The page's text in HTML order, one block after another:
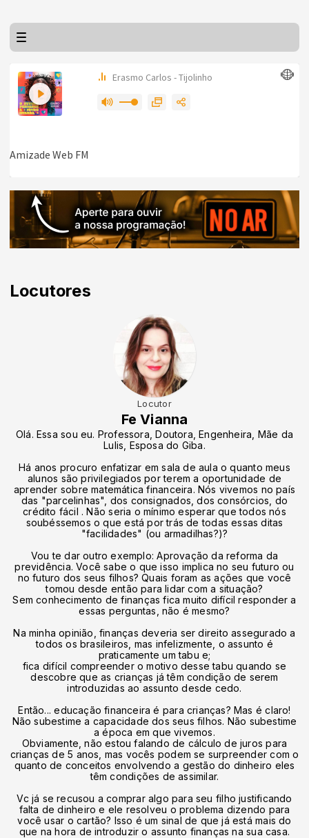
Locutores
Locutor
Fe Vianna
Olá. Essa sou eu. Professora, Doutora, Engenheira, Mãe da
Lulis, Esposa do Giba.
Há anos procuro enfatizar em sala de aula o quanto meus
alunos são privilegiados por terem a oportunidade de
aprender sobre matemática financeira. Nós vivemos no país
das "parcelinhas", dos consignados, dos consórcios, do
crédito fácil . Não seria o mínimo esperar que todos nós
soubéssemos o que está por trás de todas essas ditas
"facilidades" (ou armadilhas?)?
Vou te dar outro exemplo: Aprovação da reforma da
previdência. Você sabe o que isso implica no seu futuro ou
no futuro dos seus filhos? Quais foram as ações que você
tomou desde então para lidar com a situação?
Sem conhecimento de finanças fica muito difícil responder a
essas perguntas, não é mesmo?
Na minha opinião, finanças deveria ser direito assegurado a
todos os brasileiros, mas infelizmente, o assunto é
praticamente um tabu e;
fica difícil compreender o motivo desse tabu quando se
descobre que as crianças já têm condição de serem
introduzidas ao assunto desde cedo.
Então... educação financeira é para crianças? Mas é claro!
Não subestime a capacidade dos seus filhos. Não subestime
a época em que vivemos.
Obviamente, não estou falando de cálculo de juros para
crianças de 5 anos, mas vocês podem se surpreender com o
quanto de conceitos envolvendo a gestão do dinheiro eles
têm condições de assimilar.
Vc já se recusou a comprar algo para seu filho justificando
falta de dinheiro e ele resolveu o problema dizendo para
você usar o cartão? Isso é um sinal de que já está mais do
que na hora de introduzir o assunto finanças na sua casa.